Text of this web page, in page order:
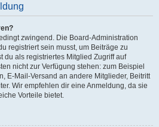
zwingend. Die Board-Administration
registriert sein musst, um Beiträge zu
du als registriertes Mitglied Zugriff auf
nicht zur Verfügung stehen: zum Beispiel
E-Mail-Versand an andere Mitglieder, Beitritt
Wir empfehlen dir eine Anmeldung, da sie
Vorteile bietet.